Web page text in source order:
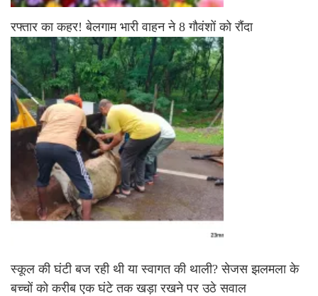
रफ्तार का कहर! बेलगाम भारी वाहन ने 8 गौवंशों को रौंदा
स्कूल की घंटी बज रही थी या स्वागत की थाली? सेजस झलमला के
बच्चों को करीब एक घंटे तक खड़ा रखने पर उठे सवाल